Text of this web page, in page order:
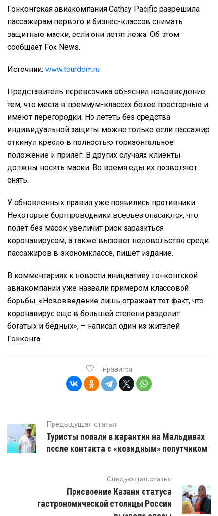
Гонконгская авиакомпания Cathay Pacific разрешила
пассажирам первого и бизнес-классов снимать
защитные маски, если они летят лежа. Об этом
сообщает Fox News.
Источник: www.tourdom.ru
Представитель перевозчика объяснил нововведение
тем, что места в премиум-классах более просторные и
имеют перегородки. Но лететь без средства
индивидуальной защиты можно только если пассажир
откинул кресло в полностью горизонтальное
положение и прилег. В других случаях клиенты
должны носить маски. Во время еды их позволяют
снять.
У обновленных правил уже появились противники.
Некоторые бортпроводники всерьез опасаются, что
полет без масок увеличит риск заразиться
коронавирусом, а также вызовет недовольство среди
пассажиров в экономклассе, пишет издание.
В комментариях к новости инициативу гонконгской
авиакомпании уже назвали примером классовой
борьбы. «Нововведение лишь отражает тот факт, что
коронавирус еще в большей степени разделит
богатых и бедных», – написал один из жителей
Гонконга.
нравится
Предыдущая статья
Туристы попали в карантин на Мальдивах
после контакта с «ковидным» попутчиком
Следующая статья
Присвоение Казани статуса
гастрономической столицы России